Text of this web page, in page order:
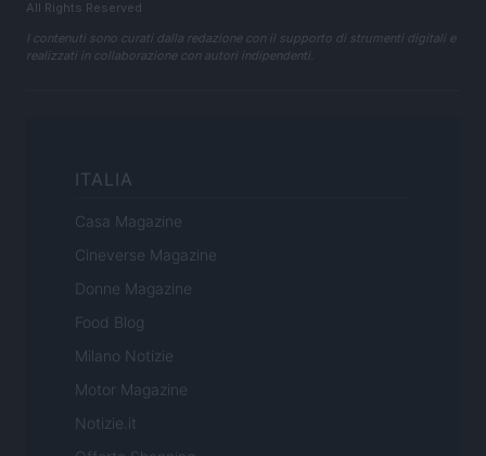
All Rights Reserved
I contenuti sono curati dalla redazione con il supporto di strumenti digitali e
realizzati in collaborazione con autori indipendenti.
ITALIA
Casa Magazine
Cineverse Magazine
Donne Magazine
Food Blog
Milano Notizie
Motor Magazine
Notizie.it